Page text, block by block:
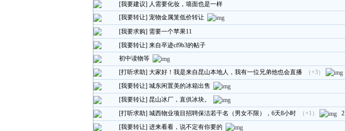
[我要建议] 人需要化妆，墙面也是一样
[我要转让] 宠物金属笼低价转让
[我要求购] 需要一个苹果11
[我要转让] 来自卒迹cf9b3的帖子
初中读物等
[打听求助] 大家好！我是来自昆山本地人，我有一位兄弟他也会直播
（+3）
[我要转让] 城东闲置美的冰箱出售
[我要转让] 昆山冰厂，直供冰块。
[打听求助] 城西物业项目招聘保洁若干名（男女不限），6天8小时 （+1） 2
[我要转让] 进来看看，说不定有你要的